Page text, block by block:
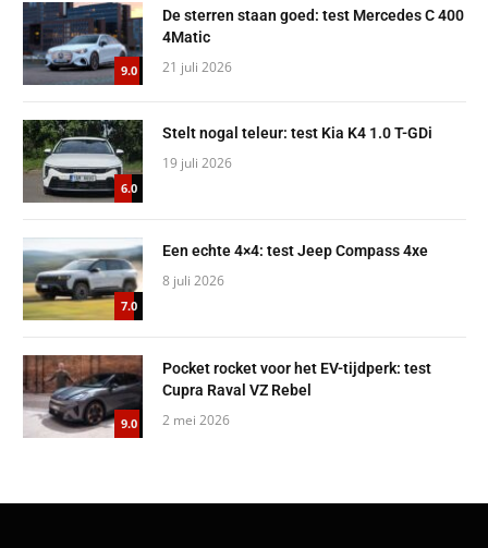
9.0
De sterren staan goed: test Mercedes C 400
4Matic
21 juli 2026
6.0
Stelt nogal teleur: test Kia K4 1.0 T-GDi
19 juli 2026
7.0
Een echte 4×4: test Jeep Compass 4xe
8 juli 2026
9.0
Pocket rocket voor het EV-tijdperk: test
Cupra Raval VZ Rebel
2 mei 2026